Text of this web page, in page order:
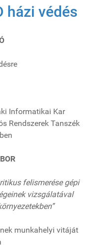
házi védés
Informatikai Kar
Rendszerek Tanszék
felismerése gépi
vizsgálatával
munkahelyi vitáját